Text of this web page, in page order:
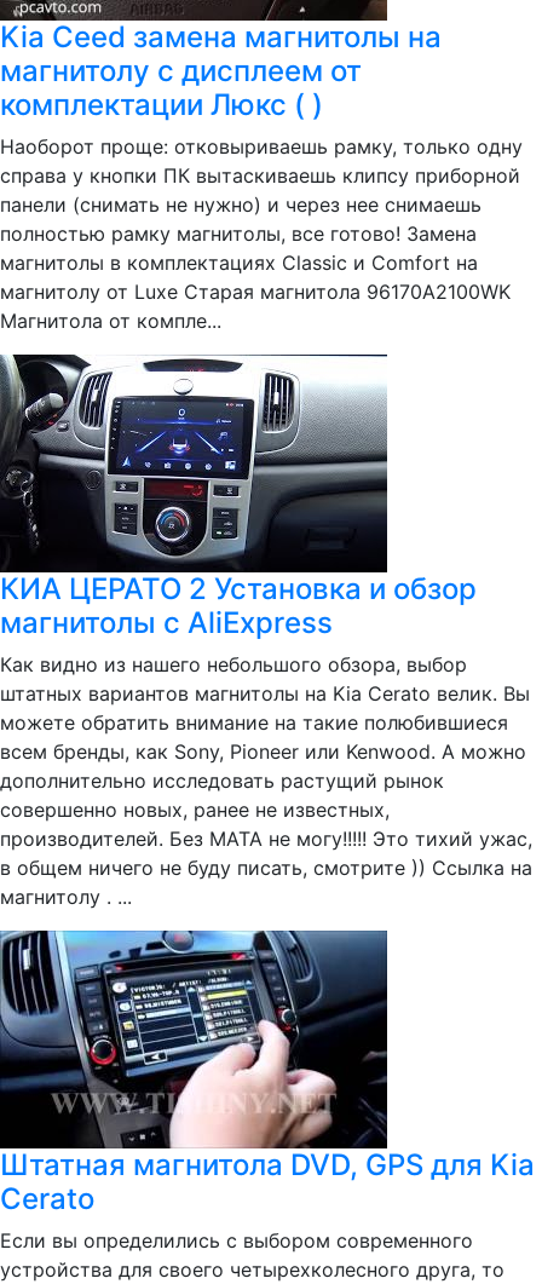
Kia Ceed замена магнитолы на
магнитолу с дисплеем от
комплектации Люкс ( )
Наоборот проще: отковыриваешь рамку, только одну
справа у кнопки ПК вытаскиваешь клипсу приборной
панели (снимать не нужно) и через нее снимаешь
полностью рамку магнитолы, все готово! Замена
магнитолы в комплектациях Classic и Comfort на
магнитолу от Luxe Старая магнитола 96170A2100WK
Магнитола от компле...
КИА ЦЕРАТО 2 Установка и обзор
магнитолы с AliExpress
Как видно из нашего небольшого обзора, выбор
штатных вариантов магнитолы на Kia Cerato велик. Вы
можете обратить внимание на такие полюбившиеся
всем бренды, как Sony, Pioneer или Kenwood. А можно
дополнительно исследовать растущий рынок
совершенно новых, ранее не известных,
производителей. Без МАТА не могу!!!!! Это тихий ужас,
в общем ничего не буду писать, смотрите )) Ссылка на
магнитолу . ...
Штатная магнитола DVD, GPS для Kia
Cerato
Если вы определились с выбором современного
устройства для своего четырехколесного друга, то